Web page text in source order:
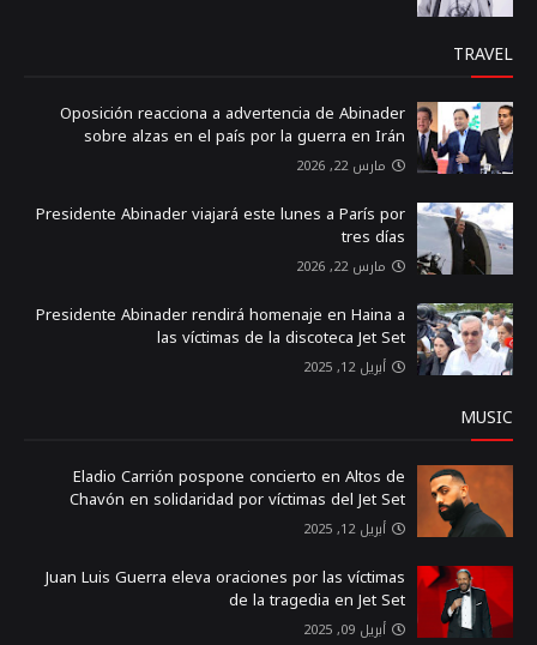
TRAVEL
Oposición reacciona a advertencia de Abinader
sobre alzas en el país por la guerra en Irán
مارس 22, 2026
Presidente Abinader viajará este lunes a París por
tres días
مارس 22, 2026
Presidente Abinader rendirá homenaje en Haina a
las víctimas de la discoteca Jet Set
أبريل 12, 2025
MUSIC
Eladio Carrión pospone concierto en Altos de
Chavón en solidaridad por víctimas del Jet Set
أبريل 12, 2025
Juan Luis Guerra eleva oraciones por las víctimas
de la tragedia en Jet Set
أبريل 09, 2025